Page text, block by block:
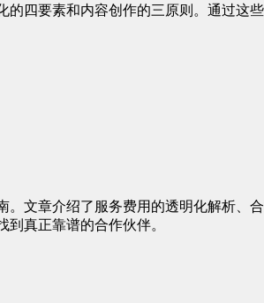
四要素和内容创作的三原则。通过这
文章介绍了服务费用的透明化解析
真正靠谱的合作伙伴。